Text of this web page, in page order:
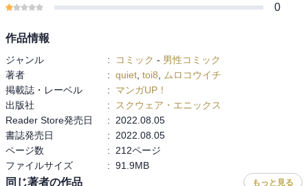
0
作品情報
ジャンル : コミック - 男性コミック
著者
: quiet toi8
ムロコウイチ
掲載誌・レーベル
:
マンガUP！
出版社
:
スクウェア・エニックス
Reader Store発売日
:
2022.08.05
書誌発売日
:
2022.08.05
ページ数
:
212ページ
ファイルサイズ
: 91.9MB
同じ著者の作品 もっと見る